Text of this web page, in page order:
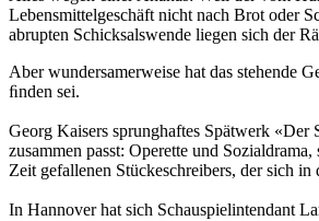
Lebensmittelgeschäft nicht nach Brot oder
abrupten Schicksalswende liegen sich der
Aber wundersamerweise hat das stehende
ﬁnden sei.
Georg Kaisers sprunghaftes Spätwerk «Der
zusammen passt: Operette und
Zeit gefallenen Stückeschreibers, der sich
In Hannover hat sich Schauspielintendant